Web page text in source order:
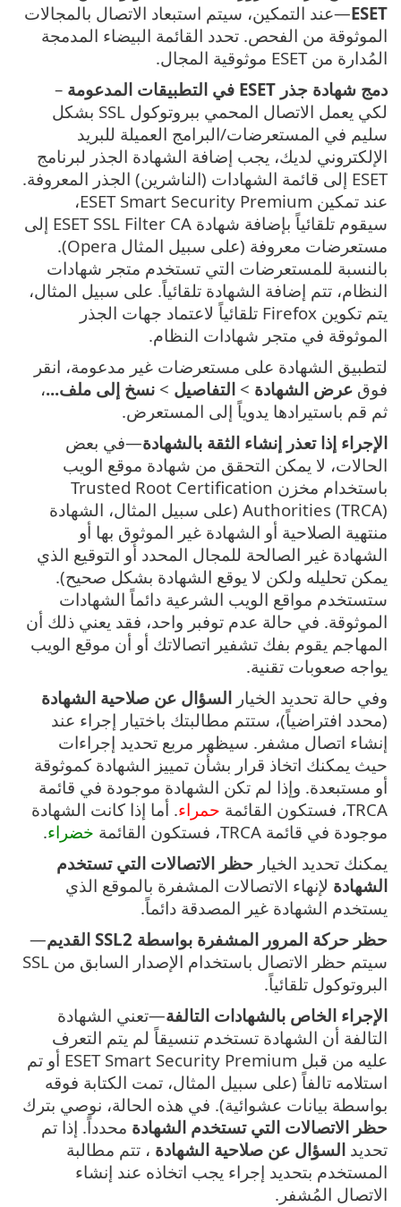
ESET—عند التمكين، سيتم استبعاد الاتصال بالمجالات
الموثوقة من الفحص. تحدد القائمة البيضاء المدمجة
المُدارة من ESET موثوقية المجال.
دمج شهادة جذر ESET في التطبيقات المدعومة
–
لكي يعمل الاتصال المحمي ببروتوكول SSL بشكل
سليم في المستعرضات/البرامج العميلة للبريد
الإلكتروني لديك، يجب إضافة الشهادة الجذر لبرنامج
ESET إلى قائمة الشهادات (الناشرين) الجذر المعروفة.
عند تمكين ESET Smart Security Premium،
سيقوم تلقائياً بإضافة شهادة ESET SSL Filter CA إلى
مستعرضات معروفة (على سبيل المثال Opera).
بالنسبة للمستعرضات التي تستخدم متجر شهادات
النظام، تتم إضافة الشهادة تلقائياً. على سبيل المثال،
يتم تكوين Firefox تلقائياً لاعتماد جهات الجذر
الموثوقة في متجر شهادات النظام.
لتطبيق الشهادة على مستعرضات غير مدعومة، انقر
فوق عرض الشهادة > التفاصيل > نسخ إلى ملف...،
ثم قم باستيرادها يدوياً إلى المستعرض.
الإجراء إذا تعذر إنشاء الثقة بالشهادة—في بعض
الحالات، لا يمكن التحقق من شهادة موقع الويب
باستخدام مخزن Trusted Root Certification
Authorities (TRCA) (على سبيل المثال، الشهادة
منتهية الصلاحية أو الشهادة غير الموثوق بها أو
الشهادة غير الصالحة للمجال المحدد أو التوقيع الذي
يمكن تحليله ولكن لا يوقع الشهادة بشكل صحيح).
ستستخدم مواقع الويب الشرعية دائماً الشهادات
الموثوقة. في حالة عدم توفبر واحد، فقد يعني ذلك أن
المهاجم يقوم بفك تشفير اتصالاتك أو أن موقع الويب
يواجه صعوبات تقنية.
وفي حالة تحديد الخيار السؤال عن صلاحية الشهادة
(محدد افتراضياً)، ستتم مطالبتك باختيار إجراء عند
إنشاء اتصال مشفر. سيظهر مربع تحديد إجراءات
حيث يمكنك اتخاذ قرار بشأن تمييز الشهادة كموثوقة
أو مستبعدة. وإذا لم تكن الشهادة موجودة في قائمة
TRCA، فستكون القائمة
حمراء. أما إذا كانت الشهادة
موجودة في قائمة TRCA، فستكون القائمة
خضراء.
يمكنك تحديد الخيار حظر الاتصالات التي تستخدم
الشهادة لإنهاء الاتصالات المشفرة بالموقع الذي
يستخدم الشهادة غير المصدقة دائماً.
حظر حركة المرور المشفرة بواسطة SSL2 القديم
—
سيتم حظر الاتصال باستخدام الإصدار السابق من SSL
البروتوكول تلقائياً.
الإجراء الخاص بالشهادات التالفة—تعني الشهادة
التالفة أن الشهادة تستخدم تنسيقاً لم يتم التعرف
عليه من قبل ESET Smart Security Premium أو تم
استلامه تالفاً (على سبيل المثال، تمت الكتابة فوقه
بواسطة بيانات عشوائية). في هذه الحالة، نوصي بترك
حظر الاتصالات التي تستخدم الشهادة محدداً. إذا تم
تحديد السؤال عن صلاحية الشهادة ، تتم مطالبة
المستخدم بتحديد إجراء يجب اتخاذه عند إنشاء
الاتصال المُشفر.